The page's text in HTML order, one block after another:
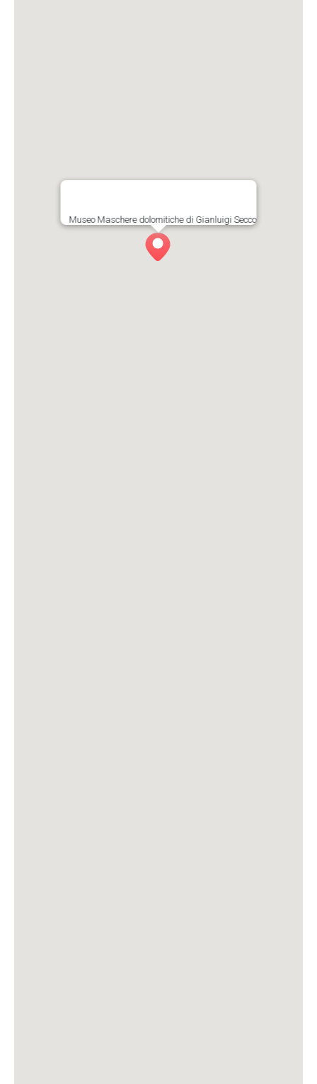
Museo Maschere dolomitiche di Gianluigi Secco